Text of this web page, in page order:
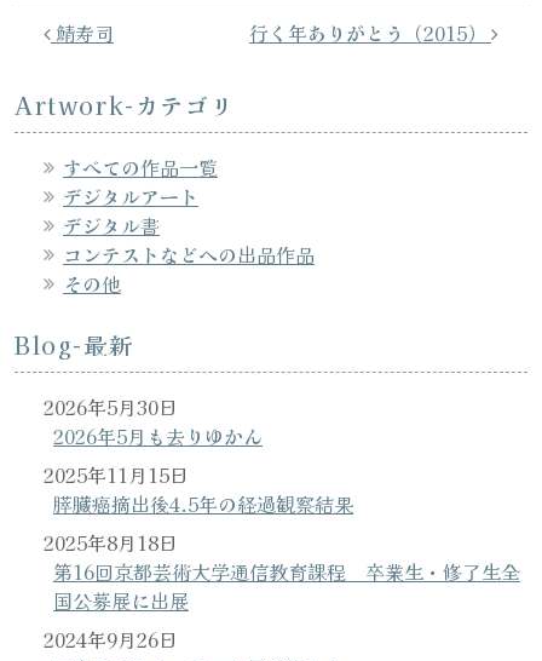
投稿ナビゲーション
鯖寿司 行く年ありがとう（2015）
Artwork-カテゴリ
すべての作品一覧
デジタルアート
デジタル書
コンテストなどへの出品作品
その他
Blog-最新
2026年5月も去りゆかん
2026年5月30日
膵臓癌摘出後4.5年の経過観察結果
2025年11月15日
第16回京都芸術大学通信教育課程 卒業生・修了生全
国公募展に出展
2025年8月18日
2024年9月26日